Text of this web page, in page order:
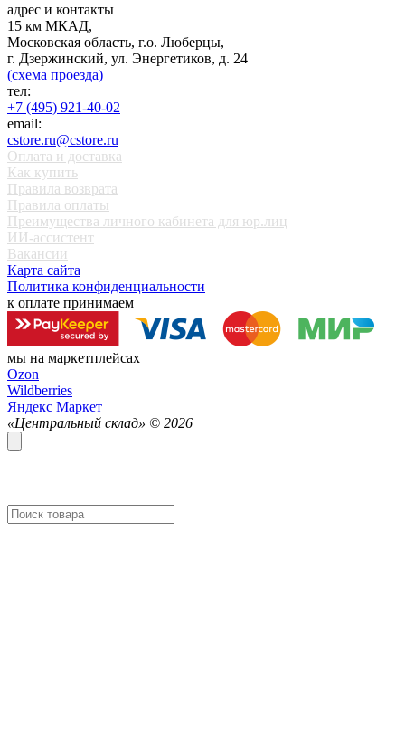
адрес и контакты
15 км МКАД,
Московская область, г.о. Люберцы,
г. Дзержинский, ул. Энергетиков, д. 24
(схема проезда)
тел:
+7 (495) 921-40-02
email:
cstore.ru@cstore.ru
Оплата и доставка
Как купить
Правила возврата
Правила оплаты
Преимущества личного кабинета для юр.лиц
ИИ-ассистент
Вакансии
Карта сайта
Политика конфиденциальности
к оплате принимаем
мы на маркетплейсах
Ozon
Wildberries
Яндекс Маркет
«Центральный склад» © 2026